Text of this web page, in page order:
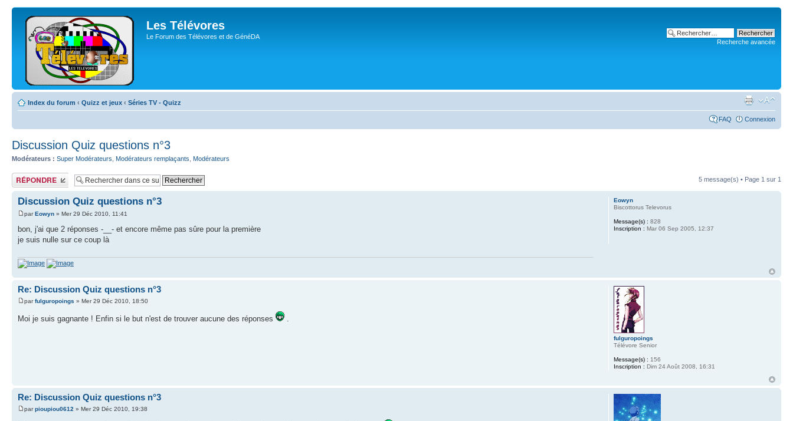
Les Télévores
Le Forum des Télévores et de GénéDA
Recherche avancée
Index du forum ‹ Quizz et jeux ‹ Séries TV - Quizz
FAQ Connexion
Discussion Quiz questions n°3
Modérateurs : Super Modérateurs Modérateurs remplaçants Modérateurs
Publier une
réponse
5 message(s) • Page 1 sur 1
Discussion Quiz questions n°3
parEowyn » Mer 29 Déc 2010, 11:41
bon, j'ai que 2 réponses -__- et encore même pas sûre pour la première
je suis nulle sur ce coup là
Eowyn
Biscottorus Televorus
Message(s) : 828
Inscription : Mar 06 Sep 2005, 12:37
Re: Discussion Quiz questions n°3
parfulguropoings » Mer 29 Déc 2010, 18:50
Moi je suis gagnante ! Enfin si le but n'est de trouver aucune des réponses
fulguropoings
Télévore Senior
Message(s) : 156
Inscription : Dim 24 Août 2008, 16:31
Re: Discussion Quiz questions n°3
parpioupiou0612 » Mer 29 Déc 2010, 19:38